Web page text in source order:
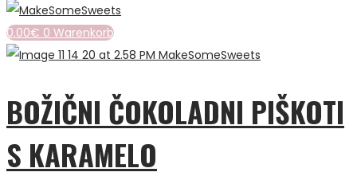
0.00€ 0 Warenkorb
BOŽIČNI ČOKOLADNI PIŠKOTI
S KARAMELO